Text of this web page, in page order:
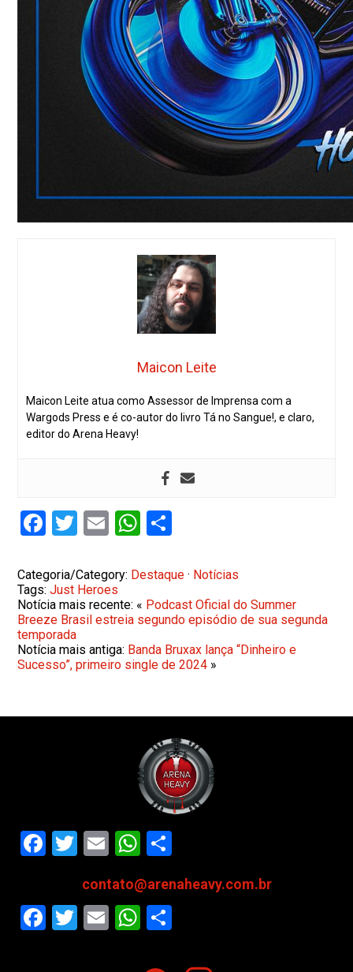
Maicon Leite
Maicon Leite atua como Assessor de Imprensa com a
Wargods Press e é co-autor do livro Tá no Sangue!, e claro,
editor do Arena Heavy!
Facebook
Twitter
EmailWhatsApp
Categoria/Category: Destaque · Notícias
Tags:Just Heroes
Notícia mais recente: « Podcast Oficial do Summer
Breeze Brasil estreia segundo episódio de sua segunda
temporada
Notícia mais antiga: Banda Bruxax lança “Dinheiro e
Sucesso”, primeiro single de 2024 »
Facebook
Twitter
EmailWhatsApp
contato@arenaheavy.com.br
Facebook
Twitter
EmailWhatsApp